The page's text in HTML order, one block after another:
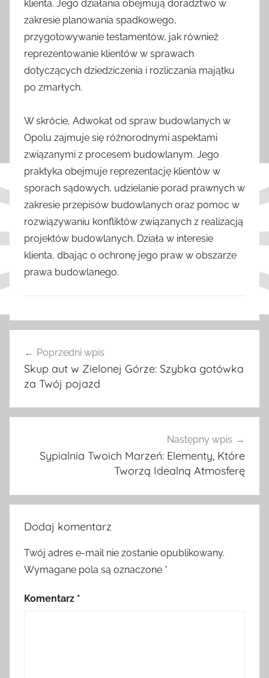
klienta. Jego działania obejmują doradztwo w
zakresie planowania spadkowego,
przygotowywanie testamentów, jak również
reprezentowanie klientów w sprawach
dotyczących dziedziczenia i rozliczania majątku
po zmarłych.
W skrócie, Adwokat od spraw budowlanych w
Opolu zajmuje się różnorodnymi aspektami
związanymi z procesem budowlanym. Jego
praktyka obejmuje reprezentację klientów w
sporach sądowych, udzielanie porad prawnych w
zakresie przepisów budowlanych oraz pomoc w
rozwiązywaniu konfliktów związanych z realizacją
projektów budowlanych. Działa w interesie
klienta, dbając o ochronę jego praw w obszarze
prawa budowlanego.
W
s
wpisu
Poprzedni wpis
Skup aut w Zielonej Górze: Szybka gotówka
za Twój pojazd
Następny wpis
Sypialnia Twoich Marzeń: Elementy, Które
Tworzą Idealną Atmosferę
Dodaj komentarz
Twój adres e-mail nie zostanie opublikowany.
Wymagane pola są oznaczone *
Komentarz *